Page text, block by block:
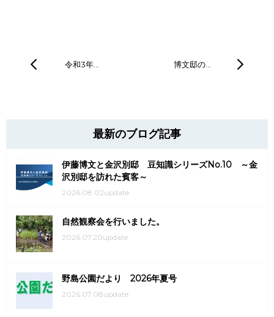
令和3年… 博文邸の…
最新のブログ記事
伊藤博文と金沢別邸 豆知識シリーズNo.10 ～金
沢別邸を訪れた賓客～
2026.08.02update
自然観察会を行いました。
2026.07.20update
野島公園だより 2026年夏号
2026.07.08update